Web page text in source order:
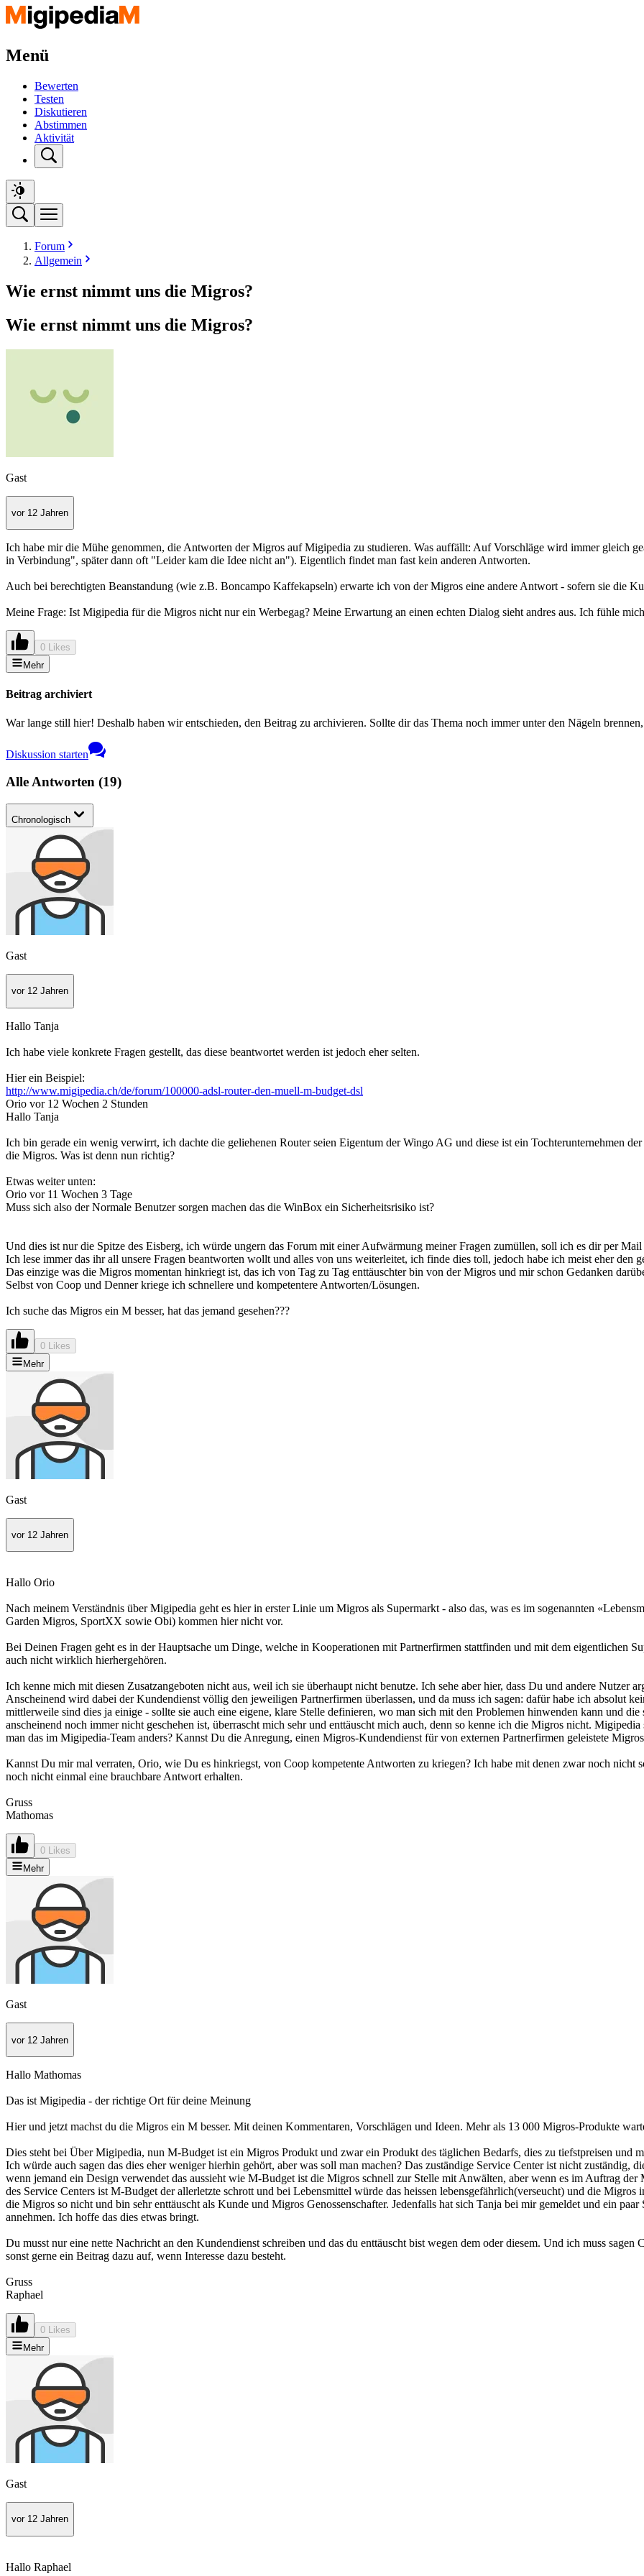
Menü
Bewerten
Testen
Diskutieren
Abstimmen
Aktivität
Forum
Allgemein
Wie ernst nimmt uns die Migros?
Wie ernst nimmt uns die Migros?
Gast
vor 12 Jahren
Ich habe mir die Mühe genommen, die Antworten der Migros auf Migipedia zu studieren. Was auffällt: Auf Vorschläge wird immer gleich
in Verbindung", später dann oft "Leider kam die Idee nicht an"). Eigentlich findet man fast kein anderen Antworten.
Auch bei berechtigten Beanstandung (wie z.B. Boncampo Kaffekapseln) erwarte ich von der Migros eine andere Antwort - sofern sie die
Meine Frage: Ist Migipedia für die Migros nicht nur ein Werbegag? Meine Erwartung an einen echten Dialog sieht andres aus. Ich fühle
0 Likes
Mehr
Beitrag archiviert
War lange still hier! Deshalb haben wir entschieden, den Beitrag zu archivieren. Sollte dir das Thema noch immer unter den Nägeln
Diskussion starten
Alle Antworten (19)
Chronologisch
Gast
vor 12 Jahren
Hallo Tanja
Ich habe viele konkrete Fragen gestellt, das diese beantwortet werden ist jedoch eher selten.
Hier ein Beispiel:
http://www.migipedia.ch/de/forum/100000-adsl-router-den-muell-m-budget-dsl
Orio vor 12 Wochen 2 Stunden
Hallo Tanja
Ich bin gerade ein wenig verwirrt, ich dachte die geliehenen Router seien Eigentum der Wingo AG und diese ist ein Tochterunternehmen
die Migros. Was ist denn nun richtig?
Etwas weiter unten:
Orio vor 11 Wochen 3 Tage
Muss sich also der Normale Benutzer sorgen machen das die WinBox ein Sicherheitsrisiko ist?
Und dies ist nur die Spitze des Eisberg, ich würde ungern das Forum mit einer Aufwärmung meiner Fragen zumüllen, soll ich es dir per Mail
Ich lese immer das ihr all unsere Fragen beantworten wollt und alles von uns weiterleitet, ich finde dies toll, jedoch habe ich meist eher den
Das einzige was die Migros momentan hinkriegt ist, das ich von Tag zu Tag enttäuschter bin von der Migros und mir schon Gedanken
Selbst von Coop und Denner kriege ich schnellere und kompetentere Antworten/Lösungen.
Ich suche das Migros ein M besser, hat das jemand gesehen???
0 Likes
Mehr
Gast
vor 12 Jahren
Hallo Orio
Nach meinem Verständnis über Migipedia geht es hier in erster Linie um Migros als Supermarkt - also das, was es im sogenannten
Garden Migros, SportXX sowie Obi) kommen hier nicht vor.
Bei Deinen Fragen geht es in der Hauptsache um Dinge, welche in Kooperationen mit Partnerfirmen stattfinden und mit dem eigentlichen
auch nicht wirklich hierhergehören.
Ich kenne mich mit diesen Zusatzangeboten nicht aus, weil ich sie überhaupt nicht benutze. Ich sehe aber hier, dass Du und andere Nutzer
Anscheinend wird dabei der Kundendienst völlig den jeweiligen Partnerfirmen überlassen, und da muss ich sagen: dafür habe ich absolut
mittlerweile sind dies ja einige - sollte sie auch eine eigene, klare Stelle definieren, wo man sich mit den Problemen hinwenden kann und
anscheinend noch immer nicht geschehen ist, überrascht mich sehr und enttäuscht mich auch, denn so kenne ich die Migros nicht.
man das im Migipedia-Team anders? Kannst Du die Anregung, einen Migros-Kundendienst für von externen Partnerfirmen geleistete
Kannst Du mir mal verraten, Orio, wie Du es hinkriegst, von Coop kompetente Antworten zu kriegen? Ich habe mit denen zwar noch
noch nicht einmal eine brauchbare Antwort erhalten.
Gruss
Mathomas
0 Likes
Mehr
Gast
vor 12 Jahren
Hallo Mathomas
Das ist Migipedia - der richtige Ort für deine Meinung
Hier und jetzt machst du die Migros ein M besser. Mit deinen Kommentaren, Vorschlägen und Ideen. Mehr als 13 000 Migros-Produkte
Dies steht bei Über Migipedia, nun M-Budget ist ein Migros Produkt und zwar ein Produkt des täglichen Bedarfs, dies zu tiefstpreisen und
Ich würde auch sagen das dies eher weniger hierhin gehört, aber was soll man machen? Das zuständige Service Center ist nicht zuständig,
wenn jemand ein Design verwendet das aussieht wie M-Budget ist die Migros schnell zur Stelle mit Anwälten, aber wenn es im Auftrag
des Service Centers ist M-Budget der allerletzte schrott und bei Lebensmittel würde das heissen lebensgefährlich(verseucht) und die
die Migros so nicht und bin sehr enttäuscht als Kunde und Migros Genossenschafter. Jedenfalls hat sich Tanja bei mir gemeldet und ein
annehmen. Ich hoffe das dies etwas bringt.
Du musst nur eine nette Nachricht an den Kundendienst schreiben und das du enttäuscht bist wegen dem oder diesem. Und ich muss sagen
sonst gerne ein Beitrag dazu auf, wenn Interesse dazu besteht.
Gruss
Raphael
0 Likes
Mehr
Gast
vor 12 Jahren
Hallo Raphael